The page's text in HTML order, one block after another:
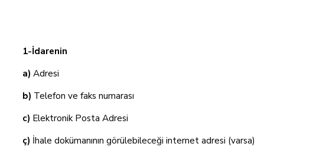
1-İdarenin
a) Adresi
b) Telefon ve faks numarası
c) Elektronik Posta Adresi
ç) İhale dokümanının görülebileceği internet adresi (varsa)